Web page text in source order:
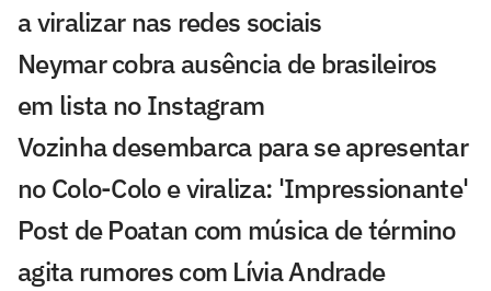
a viralizar nas redes sociais
Neymar cobra ausência de brasileiros
em lista no Instagram
Vozinha desembarca para se apresentar
no Colo-Colo e viraliza: 'Impressionante'
Post de Poatan com música de término
agita rumores com Lívia Andrade